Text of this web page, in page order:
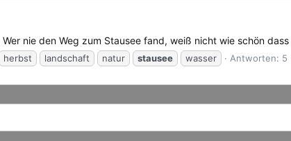
nie den Weg zum Stausee fand, weiß nicht wie schön
herbst landschaft natur stausee wasser Antworten: 5